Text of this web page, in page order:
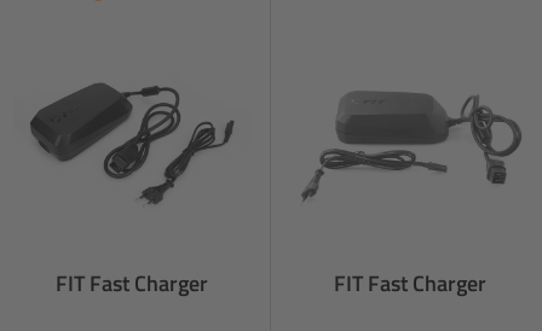
FIT Fast Charger
FIT Fast Charger